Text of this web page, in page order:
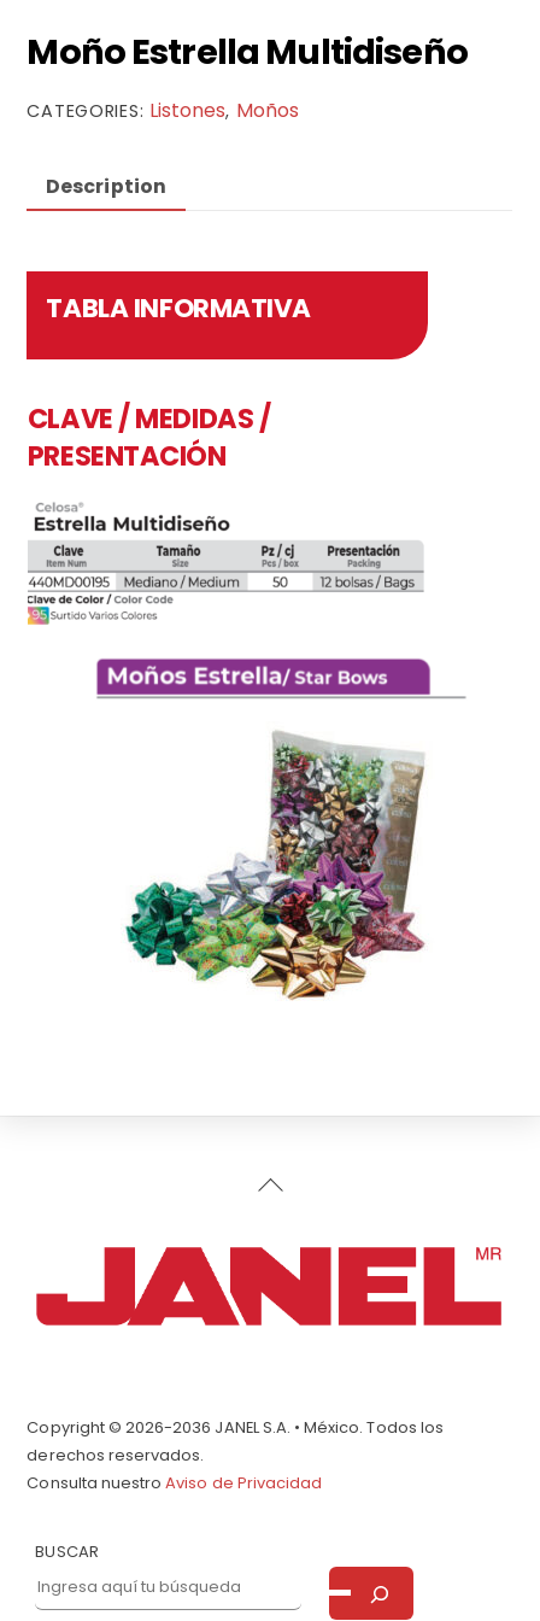
Moño Estrella Multidiseño
CATEGORIES: Listones, Moños
Description
TABLA INFORMATIVA
CLAVE / MEDIDAS /
PRESENTACIÓN
Back
Copyright © 2026-2036 JANEL S.A. • México. Todos los
derechos reservados.
Consulta nuestroAviso de Privacidad
BUSCAR